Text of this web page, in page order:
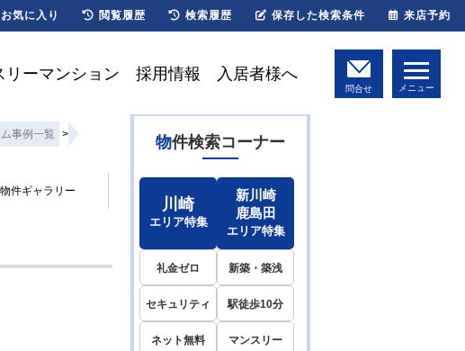
リーマンション 採用情報 入居者様へ
問合せ メニュー
事例一覧
>
件ギャラリー
物件検索コーナー
川崎
エリア特集
新川崎
鹿島田
エリア特集
礼金ゼロ 新築・築浅
セキュリティ 駅徒歩10分
ネット無料 マンスリー
お気に入り 閲覧履歴 検索履歴 保存した検索条件 来店予約